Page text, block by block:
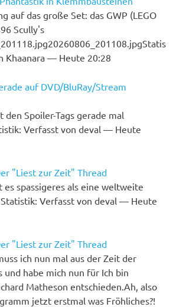
auf das große Set: das GWP (LEGO
Scully's
Khaanara — Heute 20:28
auf DVD/BluRay/Stream
den Spoiler-Tags gerade mal
Verfasst von deval — Heute
"Liest zur Zeit" Thread
es spassigeres als eine weltweite
Verfasst von deval — Heute
"Liest zur Zeit" Thread
ich nun mal aus der Zeit der
und habe mich nun für Ich bin
Matheson entschieden.Ah, also
jetzt erstmal was Fröhliches?!